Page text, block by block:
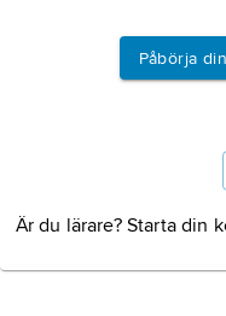
Påbörja
Är du lärare? Starta din